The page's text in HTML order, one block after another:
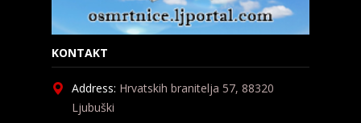
KONTAKT
Address: Hrvatskih branitelja 57, 88320
Ljubuški